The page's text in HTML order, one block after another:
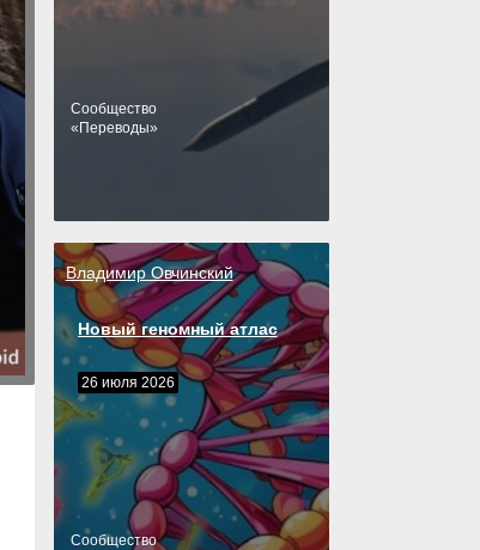
Cообщество
«Переводы»
Владимир Овчинский
Новый геномный атлас
26 июля 2026
Cообщество